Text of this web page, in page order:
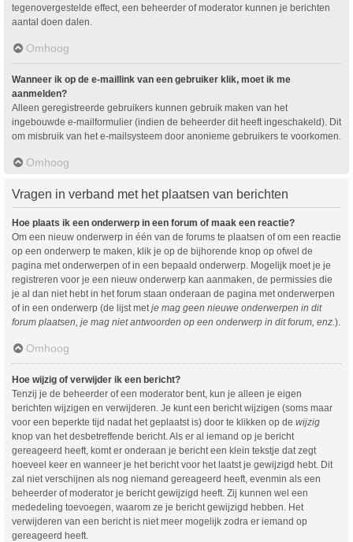
tegenovergestelde effect, een beheerder of moderator kunnen je berichten
aantal doen dalen.
Omhoog
Wanneer ik op de e-maillink van een gebruiker klik, moet ik me
aanmelden?
Alleen geregistreerde gebruikers kunnen gebruik maken van het
ingebouwde e-mailformulier (indien de beheerder dit heeft ingeschakeld). Dit
om misbruik van het e-mailsysteem door anonieme gebruikers te voorkomen.
Omhoog
Vragen in verband met het plaatsen van berichten
Hoe plaats ik een onderwerp in een forum of maak een reactie?
Om een nieuw onderwerp in één van de forums te plaatsen of om een reactie
op een onderwerp te maken, klik je op de bijhorende knop op ofwel de
pagina met onderwerpen of in een bepaald onderwerp. Mogelijk moet je je
registreren voor je een nieuw onderwerp kan aanmaken, de permissies die
je al dan niet hebt in het forum staan onderaan de pagina met onderwerpen
of in een onderwerp (de lijst met je mag geen nieuwe onderwerpen in dit
forum plaatsen, je mag niet antwoorden op een onderwerp in dit forum, enz. ).
Omhoog
Hoe wijzig of verwijder ik een bericht?
Tenzij je de beheerder of een moderator bent, kun je alleen je eigen
berichten wijzigen en verwijderen. Je kunt een bericht wijzigen (soms maar
voor een beperkte tijd nadat het geplaatst is) door te klikken op de wijzig
knop van het desbetreffende bericht. Als er al iemand op je bericht
gereageerd heeft, komt er onderaan je bericht een klein tekstje dat zegt
hoeveel keer en wanneer je het bericht voor het laatst je gewijzigd hebt. Dit
zal niet verschijnen als nog niemand gereageerd heeft, evenmin als een
beheerder of moderator je bericht gewijzigd heeft. Zij kunnen wel een
mededeling toevoegen, waarom ze je bericht gewijzigd hebben. Het
verwijderen van een bericht is niet meer mogelijk zodra er iemand op
gereageerd heeft.